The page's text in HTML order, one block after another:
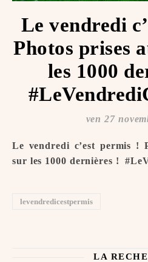
Le vendredi
Photos prises
les 1000
ven 27
Le vendredi c’est permis ! Photos prises au hasard
sur les 1000 dernières !
levendredicestpermis
LA